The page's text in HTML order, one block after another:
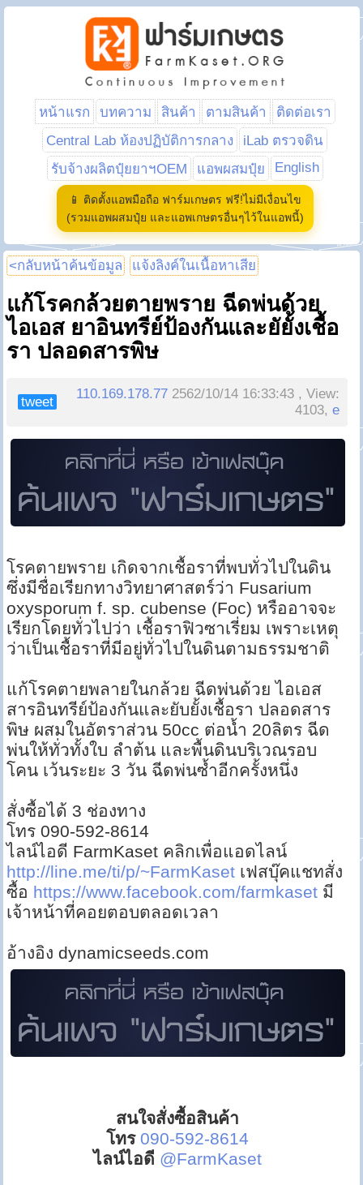
หน้าแรก บทความ สินค้า ตามสินค้า
ติดต่อเรา
Central Lab ห้องปฏิบัติการกลาง
iLab ตรวจดิน
รับจ้างผลิตปุ๋ยยาฯOEM
แอพผสมปุ๋ย English
📱 ติดตั้งแอพมือถือ ฟาร์มเกษตร ฟรี!ไม่มีเงื่อนไข
(รวมแอพผสมปุ๋ย และแอพเกษตรอื่นๆไว้ในแอพนี้)
<กลับหน้าค้นข้อมูล แจ้งลิงค์ในเนื้อหาเสีย
แก้โรคกล้วยตายพราย ฉีดพ่นด้วย
ไอเอส ยาอินทรีย์ป้องกันและยัยั้งเชื้อ
รา ปลอดสารพิษ
tweet
110.169.178.77 2562/10/14 16:33:43 , View:
4103,e
โรคตายพราย เกิดจากเชื้อราที่พบทั่วไปในดิน
ซึ่งมีชื่อเรียกทางวิทยาศาสตร์ว่า Fusarium
oxysporum f. sp. cubense (Foc) หรืออาจจะ
เรียกโดยทั่วไปว่า เชื้อราฟิวซาเรี่ยม เพราะเหตุ
ว่าเป็นเชื้อราที่มีอยู่ทั่วไปในดินตามธรรมชาติ
แก้โรคตายพลายในกล้วย ฉีดพ่นด้วย ไอเอส
สารอินทรีย์ป้องกันและยับยั้งเชื้อรา ปลอดสาร
พิษ ผสมในอัตราส่วน 50cc ต่อน้ำ 20ลิตร ฉีด
พ่นให้ทั่วทั้งใบ ลำต้น และพื้นดินบริเวณรอบ
โคน เว้นระยะ 3 วัน ฉีดพ่นซ้ำอีกครั้งหนึ่ง
สั่งซื้อได้ 3 ช่องทาง
โทร 090-592-8614
ไลน์ไอดี FarmKaset คลิกเพื่อแอดไลน์
http://line.me/ti/p/~FarmKaset เฟสบุ๊คแชทสั่ง
ซื้อ https://www.facebook.com/farmkaset มี
เจ้าหน้าที่คอยตอบตลอดเวลา
อ้างอิง dynamicseeds.com
สนใจสั่งซื้อสินค้า
โทร 090-592-8614
ไลน์ไอดี @FarmKaset